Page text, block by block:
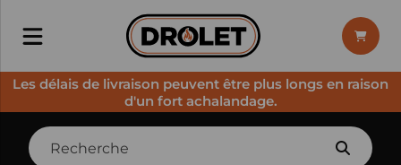
Les délais de livraison peuvent être plus longs en raison
d'un fort achalandage.